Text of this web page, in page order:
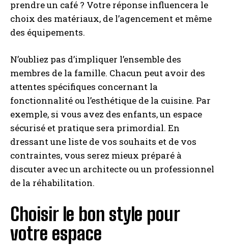
prendre un café ? Votre réponse influencera le
choix des matériaux, de l’agencement et même
des équipements.
N’oubliez pas d’impliquer l’ensemble des
membres de la famille. Chacun peut avoir des
attentes spécifiques concernant la
fonctionnalité ou l’esthétique de la cuisine. Par
exemple, si vous avez des enfants, un espace
sécurisé et pratique sera primordial. En
dressant une liste de vos souhaits et de vos
contraintes, vous serez mieux préparé à
discuter avec un architecte ou un professionnel
de la réhabilitation.
Choisir le bon style pour
votre espace